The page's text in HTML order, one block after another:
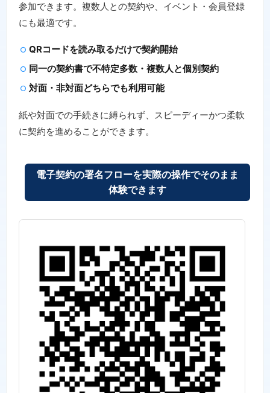
参加できます。複数人との契約や、イベント・会員登録
にも最適です。
QRコードを読み取るだけで契約開始
同一の契約書で不特定多数・複数人と個別契約
対面・非対面どちらでも利用可能
紙や対面での手続きに縛られず、スピーディーかつ柔軟
に契約を進めることができます。
電子契約の署名フローを実際の操作でそのまま
体験できます